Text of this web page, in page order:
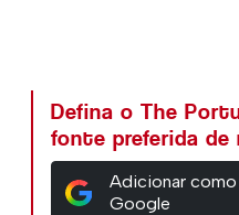
Defina o The
fonte preferida
Adicionar
Google